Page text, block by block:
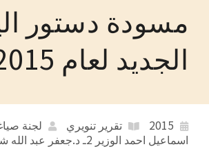
عن المشروع
للتواصل معنا
مسودة دستور
الجديد لعام 2015
تقرير تنويري